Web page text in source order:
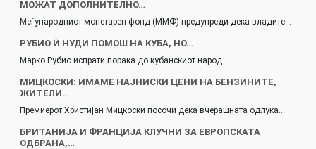
МОЖАТ ДОПОЛНИТЕЛНО…
Меѓународниот монетарен фонд (ММФ) предупреди дека владите…
РУБИО Ѝ НУДИ ПОМОШ НА КУБА, НО…
Марко Рубио испрати порака до кубанскиот народ…
МИЦКОСКИ: ИМАМЕ НАЈНИСКИ ЦЕНИ НА БЕНЗИНИТЕ,
ЖИТЕЛИ…
Премиерот Христијан Мицкоски посочи дека вчерашната одлука…
БРИТАНИЈА И ФРАНЦИЈА КЛУЧНИ ЗА ЕВРОПСКАТА
ОДБРАНА,…